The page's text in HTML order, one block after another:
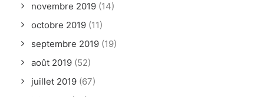
novembre 2019 (14)
octobre 2019 (11)
septembre 2019 (19)
août 2019 (52)
juillet 2019 (67)